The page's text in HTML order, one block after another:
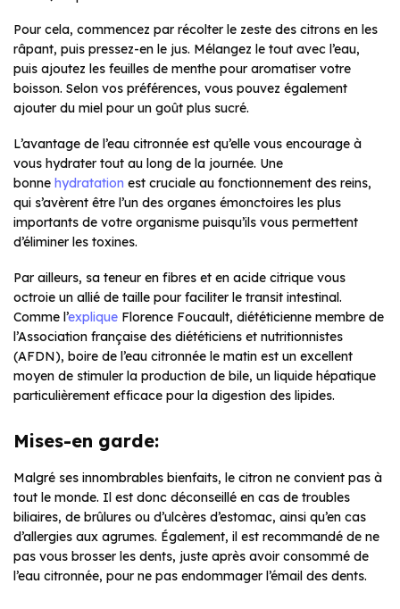
Pour cela, commencez par récolter le zeste des citrons en les
râpant, puis pressez-en le jus. Mélangez le tout avec l’eau,
puis ajoutez les feuilles de menthe pour aromatiser votre
boisson. Selon vos préférences, vous pouvez également
ajouter du miel pour un goût plus sucré.
L’avantage de l’eau citronnée est qu’elle vous encourage à
vous hydrater tout au long de la journée. Une
bonne hydratation est cruciale au fonctionnement des reins,
qui s’avèrent être l’un des organes émonctoires les plus
importants de votre organisme puisqu’ils vous permettent
d’éliminer les toxines.
Par ailleurs, sa teneur en fibres et en acide citrique vous
octroie un allié de taille pour faciliter le transit intestinal.
Comme l’explique Florence Foucault, diététicienne membre de
l’Association française des diététiciens et nutritionnistes
(AFDN), boire de l’eau citronnée le matin est un excellent
moyen de stimuler la production de bile, un liquide hépatique
particulièrement efficace pour la digestion des lipides.
Mises-en garde:
Malgré ses innombrables bienfaits, le citron ne convient pas à
tout le monde. Il est donc déconseillé en cas de troubles
biliaires, de brûlures ou d’ulcères d’estomac, ainsi qu’en cas
d’allergies aux agrumes. Également, il est recommandé de ne
pas vous brosser les dents, juste après avoir consommé de
l’eau citronnée, pour ne pas endommager l’émail des dents.